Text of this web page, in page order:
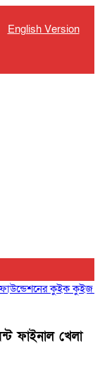
English Version
কুইক কুইজ
ফাইনাল খেলা